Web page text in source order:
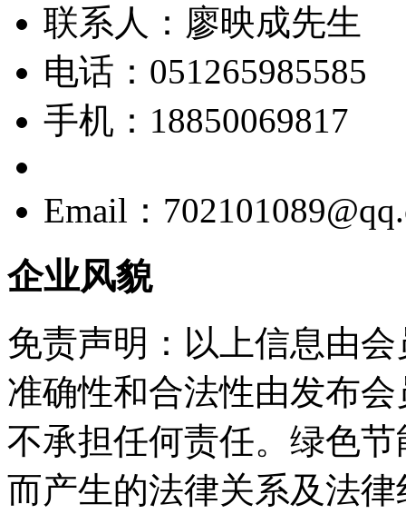
联系人：廖映成先生
电话：051265985585
手机：18850069817
Email：
企业风貌
免责声明：以上信息由
准确性和合法性由发布
不承担任何责任。绿色
而产生的法律关系及法